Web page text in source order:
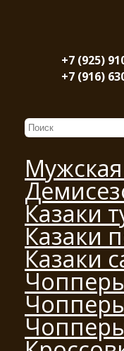
+7 (925)
+7 (916)
Казаки
Казаки
Казаки